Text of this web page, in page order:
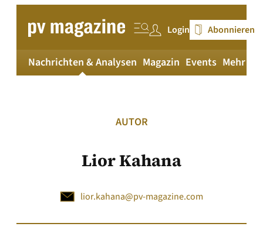
springen
Login Abonnieren
Nachrichten & Analysen Magazin Events Mehr
AUTOR
Lior Kahana
lior.kahana@pv-magazine.com